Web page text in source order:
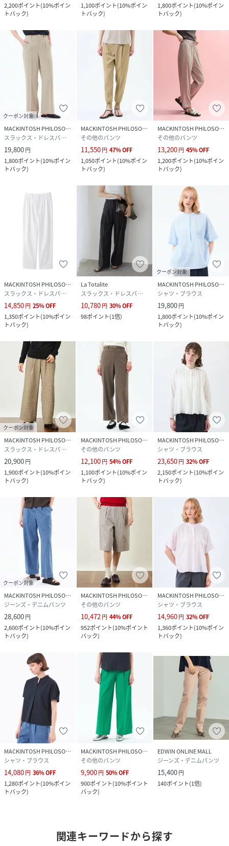
2,200ポイント(10%ポイン
トバック)
1,100ポイント(10%ポイン
トバック)
1,800ポイント(10%ポイン
トバック)
クーポン対象
MACKINTOSH PHILOSOPHY
スラックス・ドレスパンツ
19,800円
1,800ポイント(10%ポイン
トバック)
MACKINTOSH PHILOSOPHY
その他のパンツ
11,550円 47%OFF
1,050ポイント(10%ポイン
トバック)
MACKINTOSH PHILOSOPHY
その他のパンツ
13,200円 45%OFF
1,200ポイント(10%ポイン
トバック)
MACKINTOSH PHILOSOPHY
スラックス・ドレスパンツ
14,850円 25%OFF
1,350ポイント(10%ポイン
トバック)
La Totalite
スラックス・ドレスパンツ
10,780円 30%OFF
98ポイント(1倍)
クーポン対象
MACKINTOSH PHILOSOPHY
シャツ・ブラウス
19,800円
1,800ポイント(10%ポイン
トバック)
クーポン対象
MACKINTOSH PHILOSOPHY
スラックス・ドレスパンツ
20,900円
1,900ポイント(10%ポイン
トバック)
MACKINTOSH PHILOSOPHY
その他のパンツ
12,100円 54%OFF
1,100ポイント(10%ポイン
トバック)
MACKINTOSH PHILOSOPHY
シャツ・ブラウス
23,650円 32%OFF
2,150ポイント(10%ポイン
トバック)
クーポン対象
MACKINTOSH PHILOSOPHY
ジーンズ・デニムパンツ
28,600円
2,600ポイント(10%ポイン
トバック)
MACKINTOSH PHILOSOPHY
その他のパンツ
10,472円 44%OFF
952ポイント(10%ポイント
バック)
MACKINTOSH PHILOSOPHY
シャツ・ブラウス
14,960円 32%OFF
1,360ポイント(10%ポイン
トバック)
MACKINTOSH PHILOSOPHY
シャツ・ブラウス
14,080円 36%OFF
1,280ポイント(10%ポイン
トバック)
MACKINTOSH PHILOSOPHY
その他のパンツ
9,900円 50%OFF
900ポイント(10%ポイント
バック)
EDWIN ONLINE MALL
ジーンズ・デニムパンツ
15,400円
140ポイント(1倍)
関連キーワードから探す